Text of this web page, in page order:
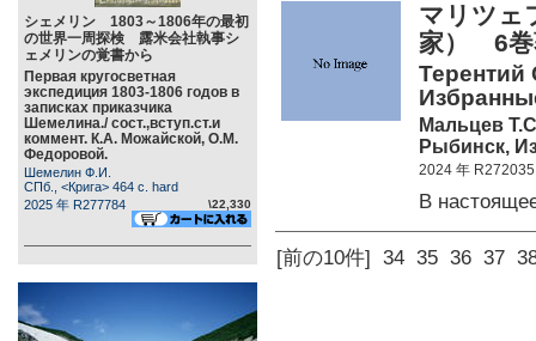
シェメリン 1803～1806年の最初
の世界一周探検 露米会社執事シ
ェメリンの覚書から
Первая кругосветная
экспедиция 1803-1806 годов в
записках приказчика
Шемелина./ сост.,вступ.ст.и
коммент. К.А. Можайской, О.М.
Федоровой.
Шемелин Ф.И.
СПб., <Крига> 464 c. hard
2025 年 R277784
\22,330
マリツェ
家） 6巻
Терентий
Мальцев
Рыбинск,
2024 年 R272035
В
[前の10件] 34 35 36 37